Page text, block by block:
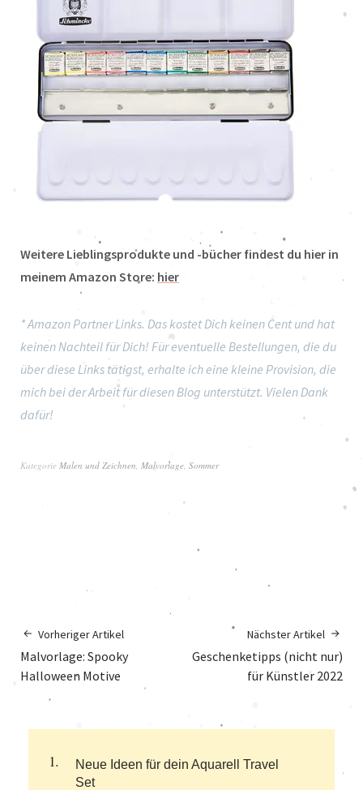
Weitere Lieblingsprodukte und -bücher findest du hier in
meinem Amazon Store: hier
* Amazon Partner Links. Das kostet Dich keinen Cent und hat
keinen Nachteil für Dich! Für eventuelle Bestellungen, die du
über diese Links tätigst, erhalte ich eine kleine Provision, die
mich bei der Arbeit für diesen Blog unterstützt. Vielen Dank
dafür!
Kategorie Malen und Zeichnen Malvorlage Sommer
Vorheriger Artikel
Malvorlage: Spooky
Halloween Motive
Nächster Artikel
Geschenketipps (nicht nur)
für Künstler 2022
Neue Ideen für dein Aquarell Travel
Set